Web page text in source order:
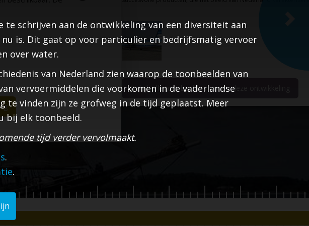
schrijven aan de ontwikkeling van een diversiteit aan
is. Dit gaat op voor particulier en bedrijfsmatig vervoer
over water.
van Nederland zien waarop de toonbeelden van
vervoermiddelen die voorkomen in de vaderlandse
te vinden zijn ze grofweg in de tijd geplaatst. Meer
bij elk toonbeeld.
tijd verder vervolmaakt.
.
.
Bekijk alle toonbeelden binnen deze ontwikkeling